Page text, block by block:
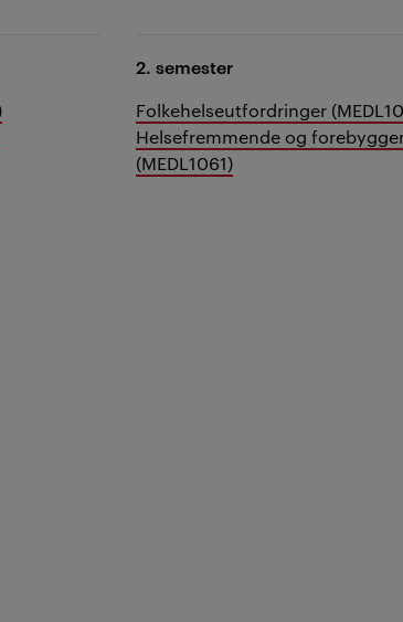
2. semester
Folkehelseutfordringer
Helsefremmende og
(MEDL1061)